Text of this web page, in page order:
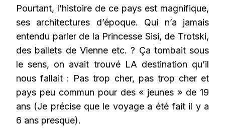
Pourtant, l’histoire de ce pays est magnifique,
ses architectures d’époque. Qui n’a jamais
entendu parler de la Princesse Sisi, de Trotski,
des ballets de Vienne etc. ? Ça tombait sous
le sens, on avait trouvé LA destination qu’il
nous fallait : Pas trop cher, pas trop cher et
pays peu commun pour des « jeunes » de 19
ans (Je précise que le voyage a été fait il y a
6 ans presque).